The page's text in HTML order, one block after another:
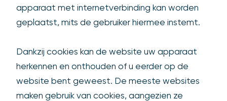
apparaat met internetverbinding kan worden
geplaatst, mits de gebruiker hiermee instemt.
Dankzij cookies kan de website uw apparaat
herkennen en onthouden of u eerder op de
website bent geweest. De meeste websites
maken gebruik van cookies, aangezien ze